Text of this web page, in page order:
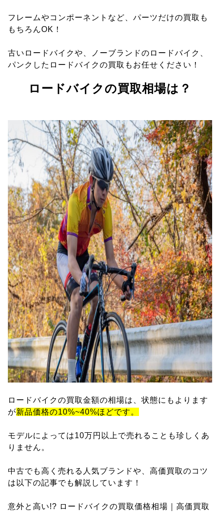
フレームやコンポーネントなど、パーツだけの買取も
もちろんOK！
古いロードバイクや、ノーブランドのロードバイク、
パンクしたロードバイクの買取もお任せください！
ロードバイクの買取相場は？
ロードバイクの買取金額の相場は、状態にもよります
が新品価格の10%~40%ほどです。
モデルによっては10万円以上で売れることも珍しくあ
りません。
中古でも高く売れる人気ブランドや、高価買取のコツ
は以下の記事でも解説しています！
意外と高い!? ロードバイクの買取価格相場｜高価買取